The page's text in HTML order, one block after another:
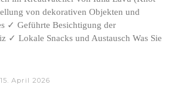
von dekorativen Objekten und
✓ Geführte Besichtigung der
✓ Lokale Snacks und Austausch Was Sie
15. April 2026